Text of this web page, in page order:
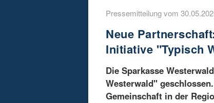
Pressemitteilung vom
Neue
Initiative "Typisch
Die Sparkasse
Westerwald"
Gemeinschaft in der